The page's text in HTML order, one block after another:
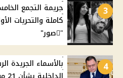
3
جريمة التجمع
كاملة والتحريات
"ًصور"
4
بالأسماء الجريدة